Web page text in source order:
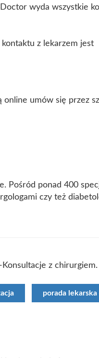
wyda wszystkie
z lekarzem jest
umów się przez
Pośród ponad 400
czy też
z chirurgiem.
porada lekarska